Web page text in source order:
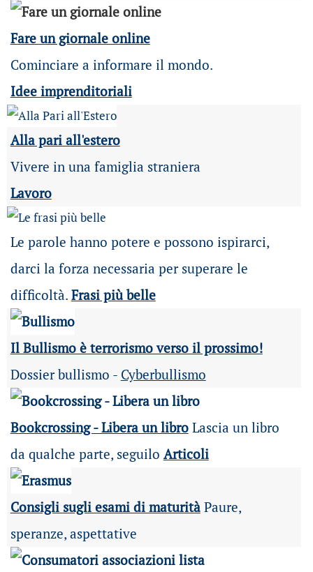
Fare un giornale online
Cominciare a informare il mondo.
Idee imprenditoriali
Alla pari all'estero
Vivere in una famiglia straniera
Lavoro
Le parole hanno potere e possono ispirarci,
darci la forza necessaria per superare le
difficoltà. Frasi più belle
Il Bullismo è terrorismo verso il prossimo!
Dossier bullismo - Cyberbullismo
Bookcrossing - Libera un libroLascia un libro
da qualche parte, seguilo Articoli
Consigli sugli esami di maturità Paure,
speranze, aspettative